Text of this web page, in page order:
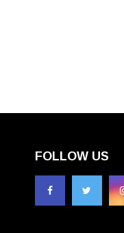
FOLLOW US